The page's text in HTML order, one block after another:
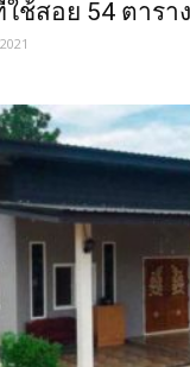
ช้สอย 54 ตารา